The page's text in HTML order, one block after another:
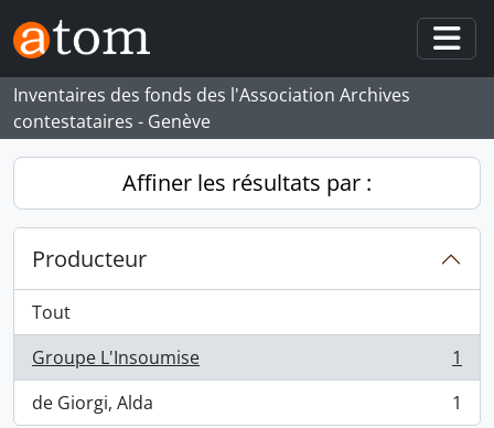
Skip to main content
Inventaires des fonds des l'Association Archives
contestataires - Genève
Affiner les résultats par :
Producteur
Tout
Groupe L'Insoumise
, 1 résultats
1
de Giorgi, Alda
, 1 résultats 1